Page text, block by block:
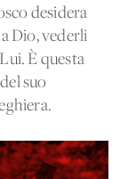
desidera
Dio, vederli
È questa
suo